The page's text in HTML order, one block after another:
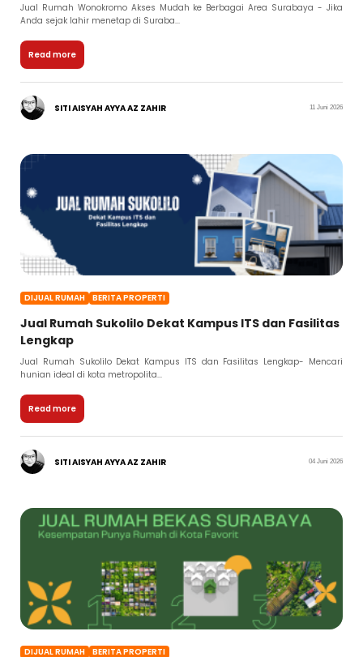
Jual Rumah Wonokromo Akses Mudah ke Berbagai Area Surabaya - Jika
Anda sejak lahir menetap di Suraba...
Read more
SITI AISYAH AYYA AZ ZAHIR 11 Juni 2026
DIJUAL RUMAH BERITA PROPERTI
Jual Rumah Sukolilo Dekat Kampus ITS dan Fasilitas
Lengkap
Jual Rumah Sukolilo Dekat Kampus ITS dan Fasilitas Lengkap- Mencari
hunian ideal di kota metropolita...
Read more
SITI AISYAH AYYA AZ ZAHIR 04 Juni 2026
DIJUAL RUMAH BERITA PROPERTI